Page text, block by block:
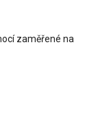
zaměřené na